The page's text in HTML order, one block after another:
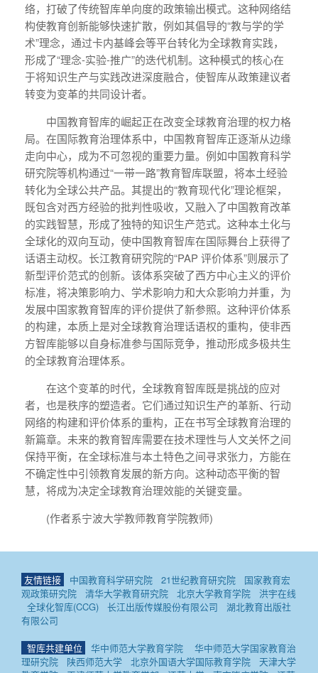
络，打破了传统智库单向度的政策输出模式。这种网络结
构使教育创新能够快速扩散，例如其倡导的“教与学的学
术”理念，通过卡内基峰会等平台转化为全球教育实践，
形成了“理念-实验-推广”的迭代机制。这种模式的核心在
于将知识生产与实践改进深度融合，使智库从政策建议者
转变为变革的共同设计者。
中国教育智库的崛起正在改变全球教育治理的权力格
局。在国际教育治理体系中，中国教育智库正逐渐从边缘
走向中心，成为不可忽视的重要力量。例如中国教育科学
研究院等机构通过“一带一路”教育智库联盟，将本土经验
转化为全球公共产品。其提出的“教育现代化”理论框架，
既包含对西方经验的批判性吸收，又融入了中国教育改革
的实践智慧，形成了独特的知识生产范式。这种本土化与
全球化的双向互动，使中国教育智库在国际舞台上获得了
话语主动权。长江教育研究院的“PAP 评价体系”则展示了
新型评价范式的创新。该体系突破了西方中心主义的评价
标准，将决策影响力、学术影响力和大众影响力并重，为
发展中国家教育智库的评价提供了新参照。这种评价体系
的构建，本质上是对全球教育治理话语权的重构，使非西
方智库能够以自身标准参与国际竞争，推动形成多极共生
的全球教育治理体系。
在这个变革的时代，全球教育智库既是挑战的应对
者，也是秩序的塑造者。它们通过知识生产的革新、行动
网络的构建和评价体系的重构，正在书写全球教育治理的
新篇章。未来的教育智库需要在技术理性与人文关怀之间
保持平衡，在全球标准与本土特色之间寻求张力，方能在
不确定性中引领教育发展的新方向。这种动态平衡的智
慧，将成为决定全球教育治理效能的关键变量。
(作者系宁波大学教师教育学院教师)
友情链接 中国教育科学研究院 21世纪教育研究院
国家教育宏
观政策研究院
清华大学教育研究院 北京大学教育学院
洪宇在线
全球化智库(CCG)
长江出版传媒股份有限公司
湖北教育出版社
有限公司
智库共建单位 华中师范大学教育学院
华中师范大学国家教育治
理研究院
陕西师范大学 北京外国语大学国际教育学院
天津大学